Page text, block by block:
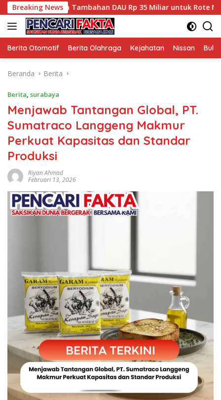
Langsung
ke
konten
Breaking News
Tambahan DAU Rp 35 Miliar untuk Rote Ndao
Berita Otomotif Berita Olahraga Kejahatan Nissan
Beranda Berita
Berita, surabaya
Menjawab Tantangan Global, PT.
Sumatraco Langgeng Makmur
Perkuat Kapasitas dan Standar
Produksi
Riyan Ahmad
Februari 13, 2026